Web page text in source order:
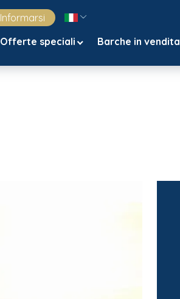
Informarsi
Offerte speciali Barche in vendita